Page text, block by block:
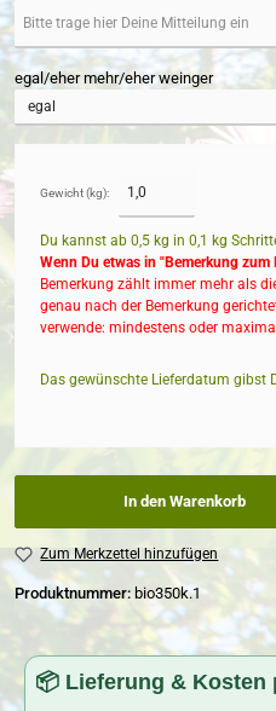
egal/eher mehr/eher weinger
Gewicht (kg):
Du kannst ab 0,5 kg in 0,1 kg
Wenn Du etwas in "Bemerkung
Bemerkung zählt immer mehr als
genau nach der Bemerkung
verwende: mindestens oder
Das gewünschte Lieferdatum gibst
In den Warenkorb
Zum Merkzettel hinzufügen
Produktnummer: bio350k.1
📦 Lieferung & Kosten